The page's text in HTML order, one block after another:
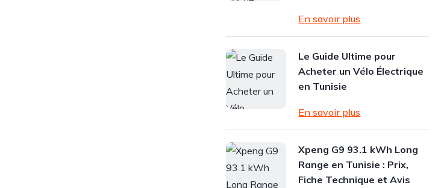
En savoir plus
Le Guide Ultime pour
Acheter un Vélo Électrique
en Tunisie
En savoir plus
Xpeng G9 93.1 kWh Long
Range en Tunisie : Prix,
Fiche Technique et Avis